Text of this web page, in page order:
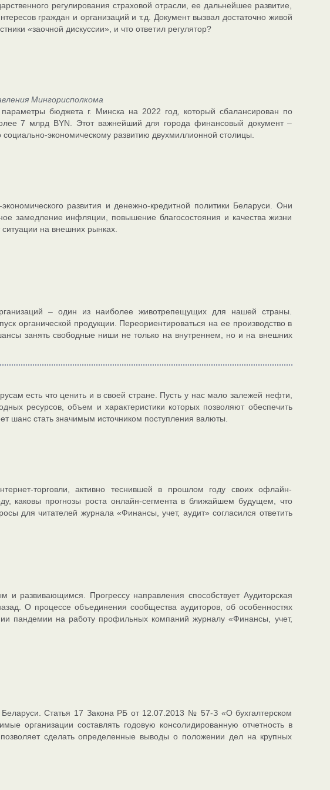
регулирования страховой отрасли, ее дальнейшее развитие,
граждан и организаций и т.д. Документ вызвал достаточно живой
«заочной дискуссии», и что ответил регулятор?
Мингорисполкома
бюджета г. Минска на 2022 год, который сбалансирован по
7 млрд BYN. Этот важнейший для города финансовый документ –
экономическому развитию двухмиллионной столицы.
развития и денежно-кредитной политики Беларуси. Они
замедление инфляции, повышение благосостояния и качества жизни
на внешних рынках.
– один из наиболее животрепещущих для нашей страны.
органической продукции. Переориентироваться на ее производство в
занять свободные ниши не только на внутреннем, но и на внешних
есть что ценить и в своей стране. Пусть у нас мало залежей нефти,
ресурсов, объем и характеристики которых позволяют обеспечить
шанс стать значимым источником поступления валюты.
торговли, активно теснившей в прошлом году своих офлайн-
каковы прогнозы роста онлайн-сегмента в ближайшем будущем, что
для читателей журнала «Финансы, учет, аудит» согласился ответить
и развивающимся. Прогрессу направления способствует Аудиторская
О процессе объединения сообщества аудиторов, об особенностях
пандемии на работу профильных компаний журналу «Финансы, учет,
Статья 17 Закона РБ от 12.07.2013 № 57-З «О бухгалтерском
организации составлять годовую консолидированную отчетность в
сделать определенные выводы о положении дел на крупных